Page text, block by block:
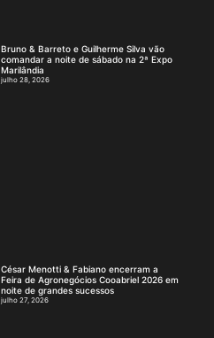
Bruno & Barreto e Guilherme Silva vão
comandar a noite de sábado na 2ª Expo
Marilândia
julho 28, 2026
César Menotti & Fabiano encerram a
Feira de Agronegócios Cooabriel 2026 em
noite de grandes sucessos
julho 27, 2026